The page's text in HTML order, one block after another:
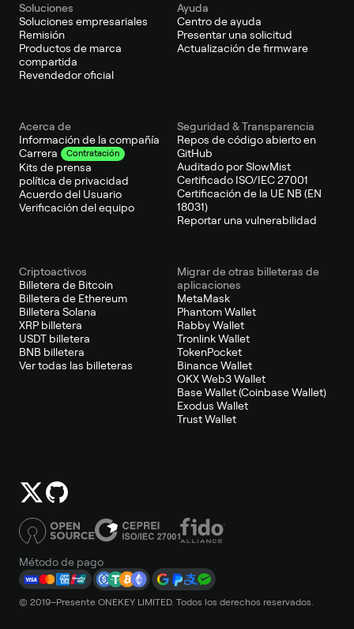
Soluciones
Soluciones empresariales
Remisión
Productos de marca
compartida
Revendedor oficial
Ayuda
Centro de ayuda
Presentar una solicitud
Actualización de firmware
Acerca de
Información de la compañía
Carrera
Contratación
Kits de prensa
política de privacidad
Acuerdo del Usuario
Verificación del equipo
Seguridad & Transparencia
Repos de código abierto en
GitHub
Auditado por SlowMist
Certificado ISO/IEC 27001
Certificación de la UE NB (EN
18031)
Reportar una vulnerabilidad
Criptoactivos
Billetera de Bitcoin
Billetera de Ethereum
Billetera Solana
XRP billetera
USDT billetera
BNB billetera
Ver todas las billeteras
Migrar de otras billeteras de
aplicaciones
MetaMask
Phantom Wallet
Rabby Wallet
Tronlink Wallet
TokenPocket
Binance Wallet
OKX Web3 Wallet
Base Wallet (Coinbase Wallet)
Exodus Wallet
Trust Wallet
Método de pago
© 2019–Presente ONEKEY LIMITED. Todos los derechos reservados.